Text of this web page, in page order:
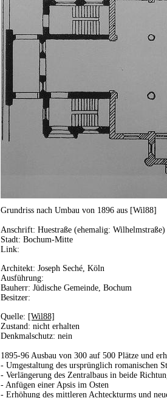
Grundriss nach Umbau von 1896 aus [Wil88]
Anschrift: Huestraße (ehemalig: Wilhelmstraße)
Stadt: Bochum-Mitte
Link:
Architekt: Joseph Seché, Köln
Ausführung:
Bauherr: Jüdische Gemeinde, Bochum
Besitzer:
Quelle: [Wil88]
Zustand: nicht erhalten
Denkmalschutz: nein
1895-96 Ausbau von 300 auf 500 Plätze und
- Umgestaltung des ursprünglich romanischen
- Verlängerung des Zentralbaus in beide
- Anfügen einer Apsis im Osten
- Erhöhung des mittleren Achteckturms und